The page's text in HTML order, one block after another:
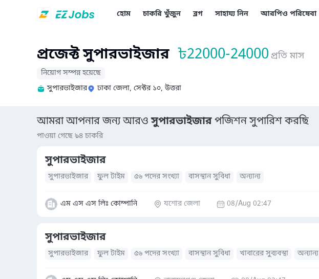
হোম চাকরি খুঁজুন ব্লগ সাহায্য নিন আরপিও পরিষেবা
প্রজেক্ট সুপারভাইজার ৳22000-24000 প্রতি মাস
নিয়োগ সম্পন্ন হয়েছে
সুপারভাইজার
ঢাকা জেলা, সেক্টর ১০, উত্তরা
আমরা আপনার জন্য আরওসুপারভাইজারপজিশন সুপারিশ করছি
পাওয়া গেছে ৯৪ চাকরি
সুপারভাইজার
সুপারভাইজার ফুল টাইম ৫৬ পদের সংখ্যা বাসস্থান সুবিধা অন্যান্য
এম এস এস লিঃ কোম্পানি যশোর জেলা 08/Aug 02:47
সুপারভাইজার
সুপারভাইজার ফুল টাইম ৫৬ পদের সংখ্যা বাসস্থান সুবিধা খাবারের সুব্যবস্থা অন্যান্য